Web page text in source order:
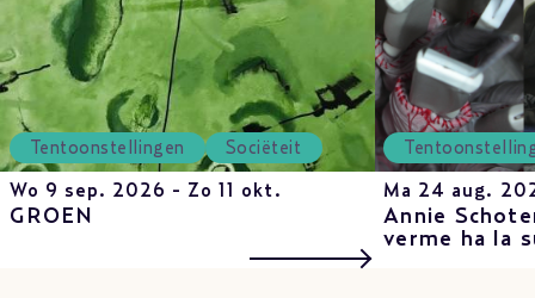
Tentoonstellingen Sociëteit
Wo 9 sep. 2026 - Zo 11 okt.
GROEN
Ma 24 aug.
Annie
verme ha la